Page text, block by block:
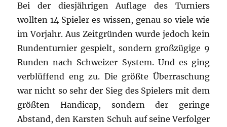
Bei der diesjährigen Auflage des Turniers
wollten 14 Spieler es wissen, genau so viele wie
im Vorjahr. Aus Zeitgründen wurde jedoch kein
Rundenturnier gespielt, sondern großzügige 9
Runden nach Schweizer System. Und es ging
verblüffend eng zu. Die größte Überraschung
war nicht so sehr der Sieg des Spielers mit dem
größten Handicap, sondern der geringe
Abstand, den Karsten Schuh auf seine Verfolger